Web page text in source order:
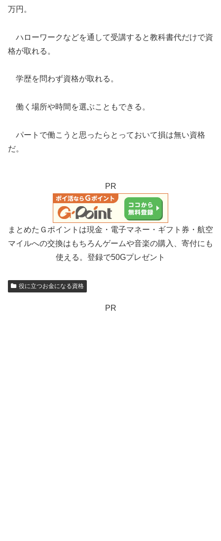
万円。
ハローワークなどを通して受講すると教科書代だけで資
格が取れる。
学歴を問わず資格が取れる。
働く場所や時間を選ぶこともできる。
パートで働こうと思ったらとっておいて損は無い資格
だ。
PR
まとめたＧポイントは現金・電子マネー・ギフト券・航空
マイルへの交換はもちろんゲームや音楽の購入、寄付にも
使える。登録で50Gプレゼント
役に立つお金になる資格
PR